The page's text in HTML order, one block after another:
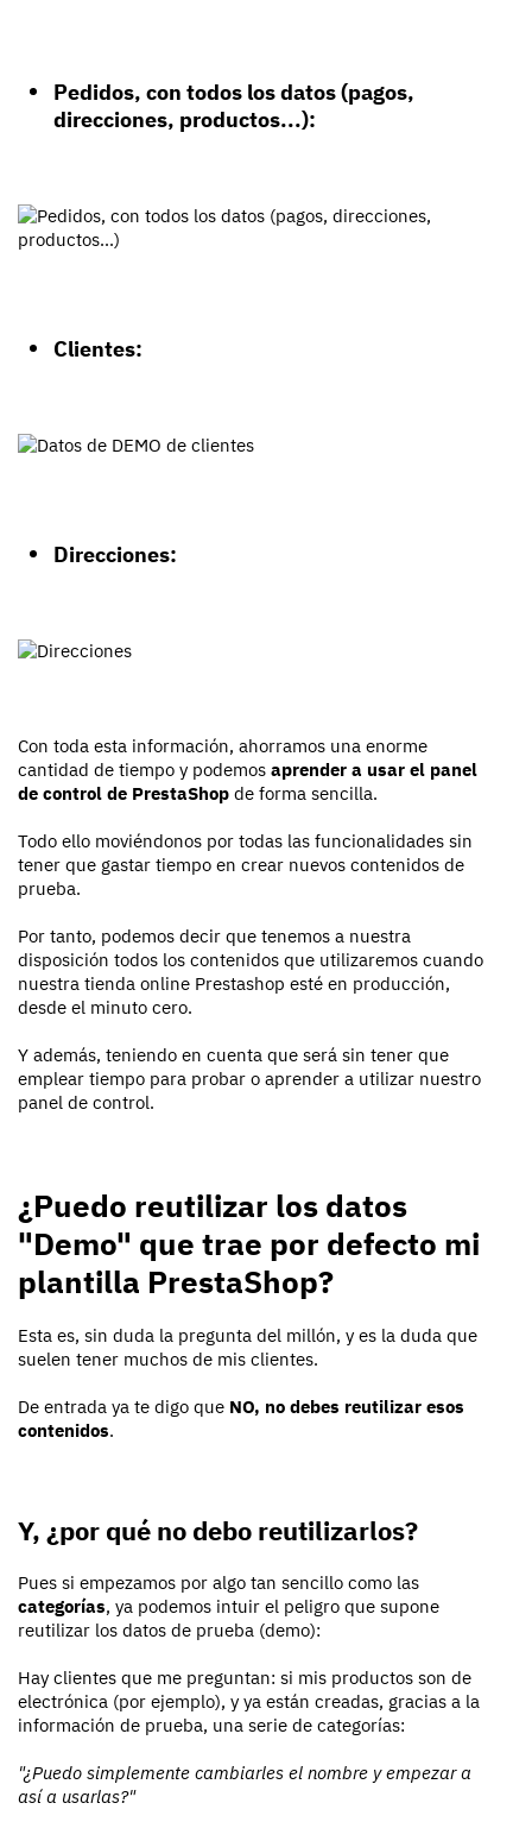
Pedidos, con todos los datos (pagos,
direcciones, productos...):
Clientes:
Direcciones:
Con toda esta información, ahorramos una enorme
cantidad de tiempo y podemos aprender a usar el panel
de control de PrestaShop de forma sencilla.
Todo ello moviéndonos por todas las funcionalidades sin
tener que gastar tiempo en crear nuevos contenidos de
prueba.
Por tanto, podemos decir que tenemos a nuestra
disposición todos los contenidos que utilizaremos cuando
nuestra tienda online Prestashop esté en producción,
desde el minuto cero.
Y además, teniendo en cuenta que será sin tener que
emplear tiempo para probar o aprender a utilizar nuestro
panel de control.
¿Puedo reutilizar los datos
"Demo" que trae por defecto mi
plantilla PrestaShop?
Esta es, sin duda la pregunta del millón, y es la duda que
suelen tener muchos de mis clientes.
De entrada ya te digo que NO, no debes reutilizar esos
contenidos.
Y, ¿por qué no debo reutilizarlos?
Pues si empezamos por algo tan sencillo como las
categorías, ya podemos intuir el peligro que supone
reutilizar los datos de prueba (demo):
Hay clientes que me preguntan: si mis productos son de
electrónica (por ejemplo), y ya están creadas, gracias a la
información de prueba, una serie de categorías:
"¿Puedo simplemente cambiarles el nombre y empezar a
así a usarlas?"